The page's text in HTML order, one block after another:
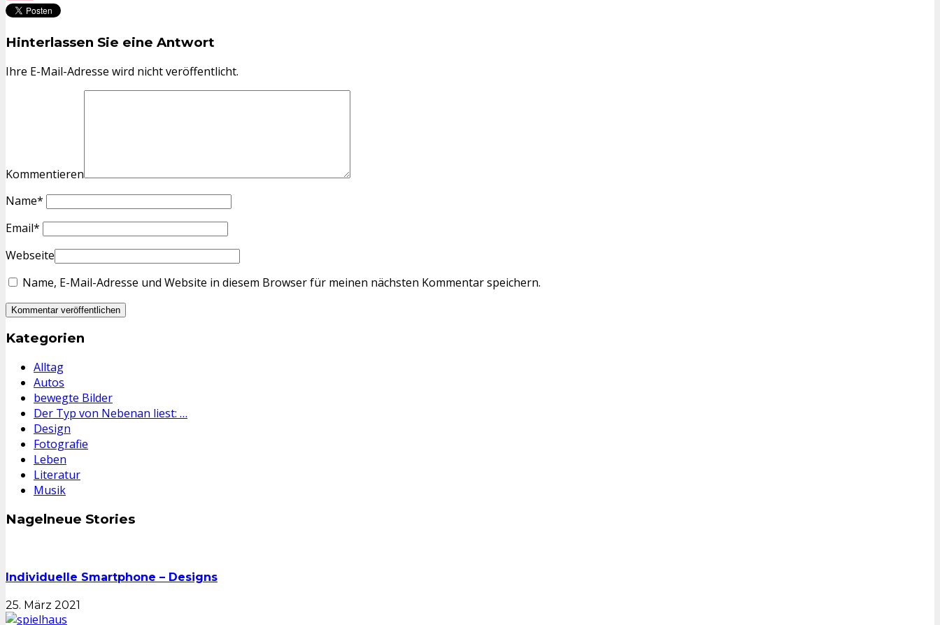
Hinterlassen Sie eine Antwort
Ihre E-Mail-Adresse wird nicht veröffentlicht.
Kommentieren
Name*
Email*
Webseite
Name, E-Mail-Adresse und Website in diesem Browser für meinen nächsten Kommentar speichern.
Kategorien
Alltag
Autos
bewegte Bilder
Der Typ von Nebenan liest: …
Design
Fotografie
Leben
Literatur
Musik
Nagelneue Stories
Individuelle Smartphone – Designs
25. März 2021